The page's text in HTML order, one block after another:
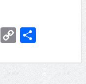
Copy
Link
Share